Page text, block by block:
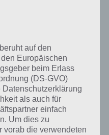
Innovationen, Erfindungen
Produkte und
Teilen auf Facebook
auf den
Europäischen
beim Erlass
(DS-GVO)
als auch für
einfach
Um dies zu
vorab die verwendeten